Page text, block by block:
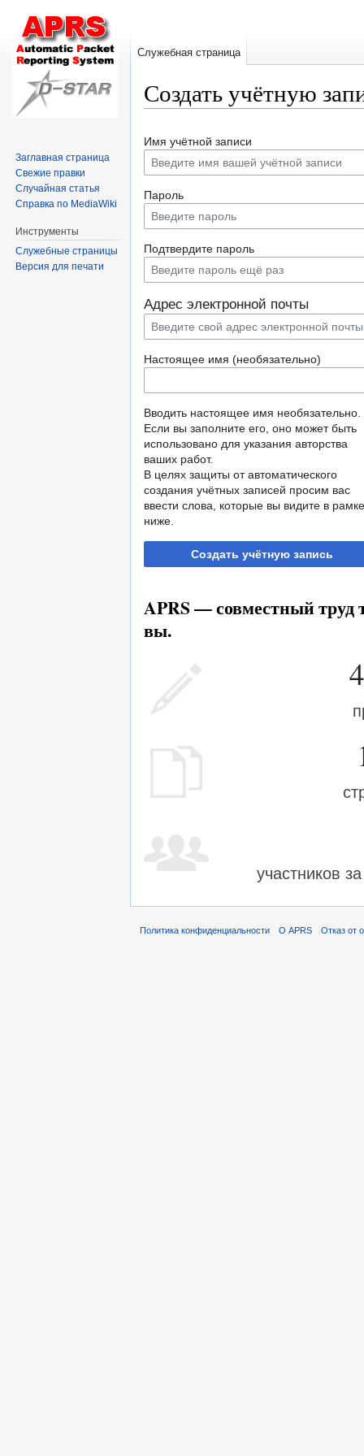
Создать учётную
к
навигации
к
поиску
Имя учётной записи
Пароль
Подтвердите пароль
Адрес электронной почты
Настоящее имя (необязательно)
Вводить настоящее имя необязательно.
Если вы заполните его, оно может быть
использовано для указания авторства
ваших работ.
В целях защиты от автоматического
создания учётных записей просим вас
ввести слова, которые вы видите в рамке
ниже.
Создать учётную запись
APRS — совместный труд
вы.
участников
Служебная страница
Заглавная страница
Свежие правки
Случайная статья
Справка по MediaWiki
Инструменты
Служебные страницы
Версия для печати
Политика конфиденциальности О APRS Отказ от